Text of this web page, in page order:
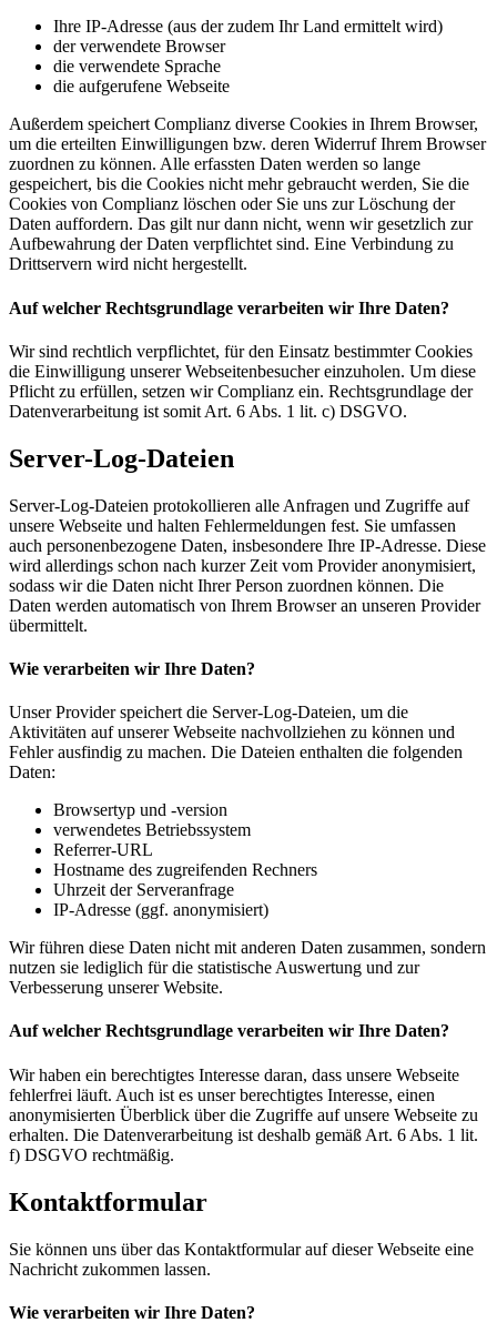
Ihre IP-Adresse (aus der zudem Ihr Land ermittelt wird)
der verwendete Browser
die verwendete Sprache
die aufgerufene Webseite
Außerdem speichert Complianz diverse Cookies in Ihrem Browser,
um die erteilten Einwilligungen bzw. deren Widerruf Ihrem Browser
zuordnen zu können. Alle erfassten Daten werden so lange
gespeichert, bis die Cookies nicht mehr gebraucht werden, Sie die
Cookies von Complianz löschen oder Sie uns zur Löschung der
Daten auffordern. Das gilt nur dann nicht, wenn wir gesetzlich zur
Aufbewahrung der Daten verpflichtet sind. Eine Verbindung zu
Drittservern wird nicht hergestellt.
Auf welcher Rechtsgrundlage verarbeiten wir Ihre Daten?
Wir sind rechtlich verpflichtet, für den Einsatz bestimmter Cookies
die Einwilligung unserer Webseitenbesucher einzuholen. Um diese
Pflicht zu erfüllen, setzen wir Complianz ein. Rechtsgrundlage der
Datenverarbeitung ist somit Art. 6 Abs. 1 lit. c) DSGVO.
Server-Log-Dateien
Server-Log-Dateien protokollieren alle Anfragen und Zugriffe auf
unsere Webseite und halten Fehlermeldungen fest. Sie umfassen
auch personenbezogene Daten, insbesondere Ihre IP-Adresse. Diese
wird allerdings schon nach kurzer Zeit vom Provider anonymisiert,
sodass wir die Daten nicht Ihrer Person zuordnen können. Die
Daten werden automatisch von Ihrem Browser an unseren Provider
übermittelt.
Wie verarbeiten wir Ihre Daten?
Unser Provider speichert die Server-Log-Dateien, um die
Aktivitäten auf unserer Webseite nachvollziehen zu können und
Fehler ausfindig zu machen. Die Dateien enthalten die folgenden
Daten:
Browsertyp und -version
verwendetes Betriebssystem
Referrer-URL
Hostname des zugreifenden Rechners
Uhrzeit der Serveranfrage
IP-Adresse (ggf. anonymisiert)
Wir führen diese Daten nicht mit anderen Daten zusammen, sondern
nutzen sie lediglich für die statistische Auswertung und zur
Verbesserung unserer Website.
Auf welcher Rechtsgrundlage verarbeiten wir Ihre Daten?
Wir haben ein berechtigtes Interesse daran, dass unsere Webseite
fehlerfrei läuft. Auch ist es unser berechtigtes Interesse, einen
anonymisierten Überblick über die Zugriffe auf unsere Webseite zu
erhalten. Die Datenverarbeitung ist deshalb gemäß Art. 6 Abs. 1 lit.
f) DSGVO rechtmäßig.
Kontaktformular
Sie können uns über das Kontaktformular auf dieser Webseite eine
Nachricht zukommen lassen.
Wie verarbeiten wir Ihre Daten?